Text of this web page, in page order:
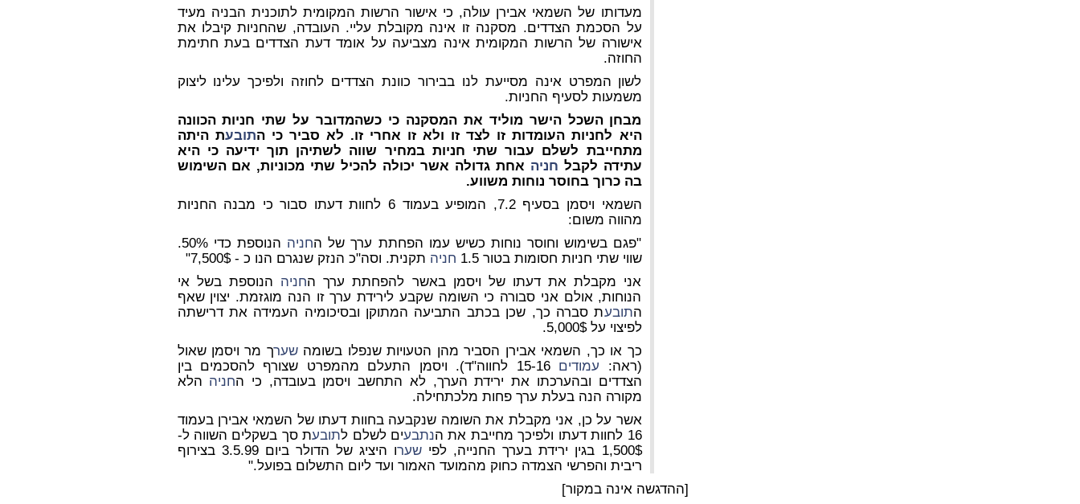
מעדותו של השמאי אבירן עולה, כי אישור הרשות המקומית לתוכנית הבניה מעיד
על הסכמת הצדדים. מסקנה זו אינה מקובלת עליי. העובדה, שהחניות קיבלו את
אישורה של הרשות המקומית אינה מצביעה על אומד דעת הצדדים בעת חתימת
החוזה.
לשון המפרט אינה מסייעת לנו בבירור כוונת הצדדים לחוזה ולפיכך עלינו ליצוק
משמעות לסעיף החניות.
מבחן השכל הישר מוליד את המסקנה כי כשהמדובר על שתי חניות הכוונה
היא לחניות העומדות זו לצד זו ולא זו אחרי זו. לא סביר כי התובעת היתה
מתחייבת לשלם עבור שתי חניות במחיר שווה לשתיהן תוך ידיעה כי היא
עתידה לקבל חניה אחת גדולה אשר יכולה להכיל שתי מכוניות, אם השימוש
בה כרוך בחוסר נוחות משווע.
השמאי ויסמן בסעיף 7.2, המופיע בעמוד 6 לחוות דעתו סבור כי מבנה החניות
מהווה משום:
"פגם בשימוש וחוסר נוחות כשיש עמו הפחתת ערך של החניה
הנוספת כדי 50%.
שווי שתי חניות חסומות בטור 1.5
חניה תקנית. וסה"כ הנזק שנגרם הנו כ - 7,500$"
אני מקבלת את דעתו של ויסמן באשר להפחתת ערך החניה הנוספת בשל אי
הנוחות, אולם אני סבורה כי השומה שקבע לירידת ערך זו הנה מוגזמת. יצוין שאף
התובעת סברה כך, שכן בכתב התביעה המתוקן ובסיכומיה העמידה את דרישתה
לפיצוי על 5,000$.
כך או כך, השמאי אבירן הסביר מהן הטעויות שנפלו בשומהשערך מר ויסמן שאול
(ראה: עמודים
15-16 לחווה"ד). ויסמן התעלם מהמפרט שצורף להסכמים בין
הצדדים ובהערכתו את ירידת הערך, לא התחשב ויסמן בעובדה, כי החניה הלא
מקורה הנה בעלת ערך פחות מלכתחילה.
אשר על כן, אני מקבלת את השומה שנקבעה בחוות דעתו של השמאי אבירן בעמוד
16 לחוות דעתו ולפיכך מחייבת את ה
נתבעים לשלם לתובעת סך בשקלים השווה ל-
1,500$ בגין ירידת בערך החנייה, לפי
שער
ו היציג של הדולר ביום 3.5.99 בצירוף
ריבית והפרשי הצמדה כחוק מהמועד האמור ועד ליום התשלום בפועל."
[ההדגשה אינה במקור]